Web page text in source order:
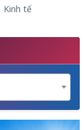
Kinh tế